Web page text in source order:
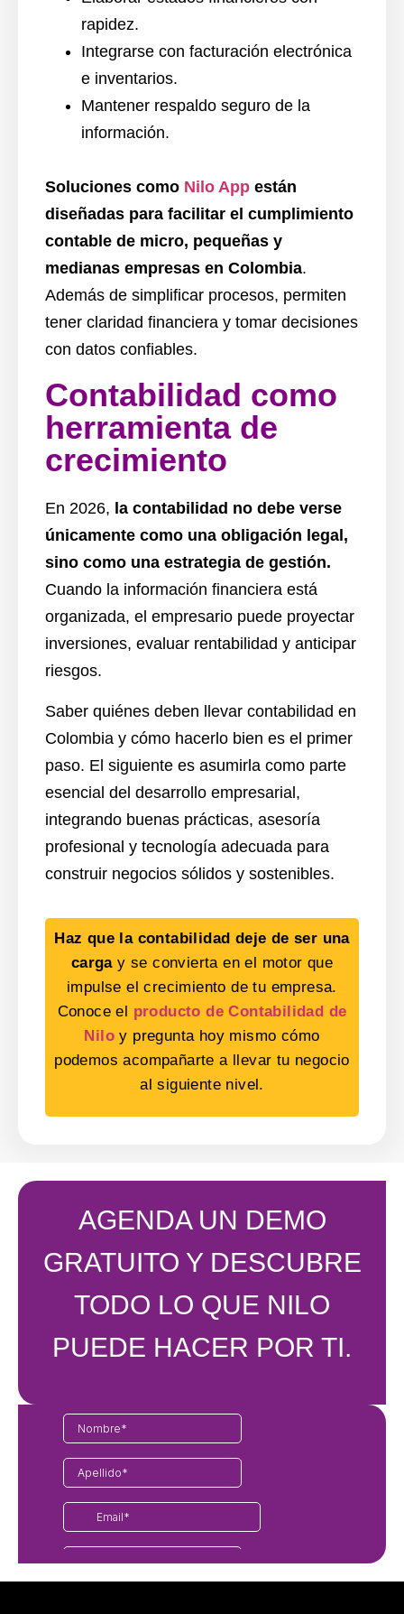
rapidez.
Integrarse con facturación electrónica
e inventarios.
Mantener respaldo seguro de la
información.
Soluciones como Nilo App están
diseñadas para facilitar el cumplimiento
contable de micro, pequeñas y
medianas empresas en Colombia.
Además de simplificar procesos, permiten
tener claridad financiera y tomar decisiones
con datos confiables.
Contabilidad como
herramienta de
crecimiento
En 2026, la contabilidad no debe verse
únicamente como una obligación legal,
sino como una estrategia de gestión.
Cuando la información financiera está
organizada, el empresario puede proyectar
inversiones, evaluar rentabilidad y anticipar
riesgos.
Saber quiénes deben llevar contabilidad en
Colombia y cómo hacerlo bien es el primer
paso. El siguiente es asumirla como parte
esencial del desarrollo empresarial,
integrando buenas prácticas, asesoría
profesional y tecnología adecuada para
construir negocios sólidos y sostenibles.
Haz que la contabilidad deje de ser una
cargay se convierta en el motor que
impulse el crecimiento de tu empresa.
Conoce el producto de Contabilidad de
Nilo y pregunta hoy mismo cómo
podemos acompañarte a llevar tu negocio
al siguiente nivel.
AGENDA UN DEMO
GRATUITO Y DESCUBRE
TODO LO QUE NILO
PUEDE HACER POR TI.